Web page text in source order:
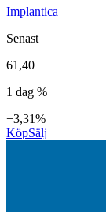
Implantica
Senast
61,40
1 dag %
−3,31%
KöpSälj